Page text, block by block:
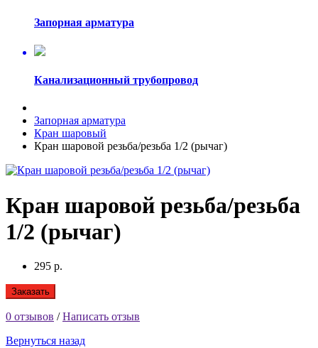
Запорная арматура
Канализационный трубопровод
Запорная арматура
Кран шаровый
Кран шаровой резьба/резьба 1/2 (рычаг)
Кран шаровой резьба/резьба
1/2 (рычаг)
295 р.
Заказать
0 отзывов /Написать отзыв
Вернуться назад